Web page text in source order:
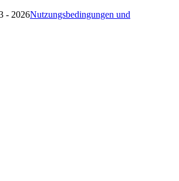
- 2026Nutzungsbedingungen und